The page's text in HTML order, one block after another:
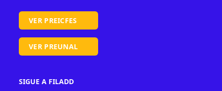
VER PREICFES
VER PREUNAL
SIGUE A FILADD